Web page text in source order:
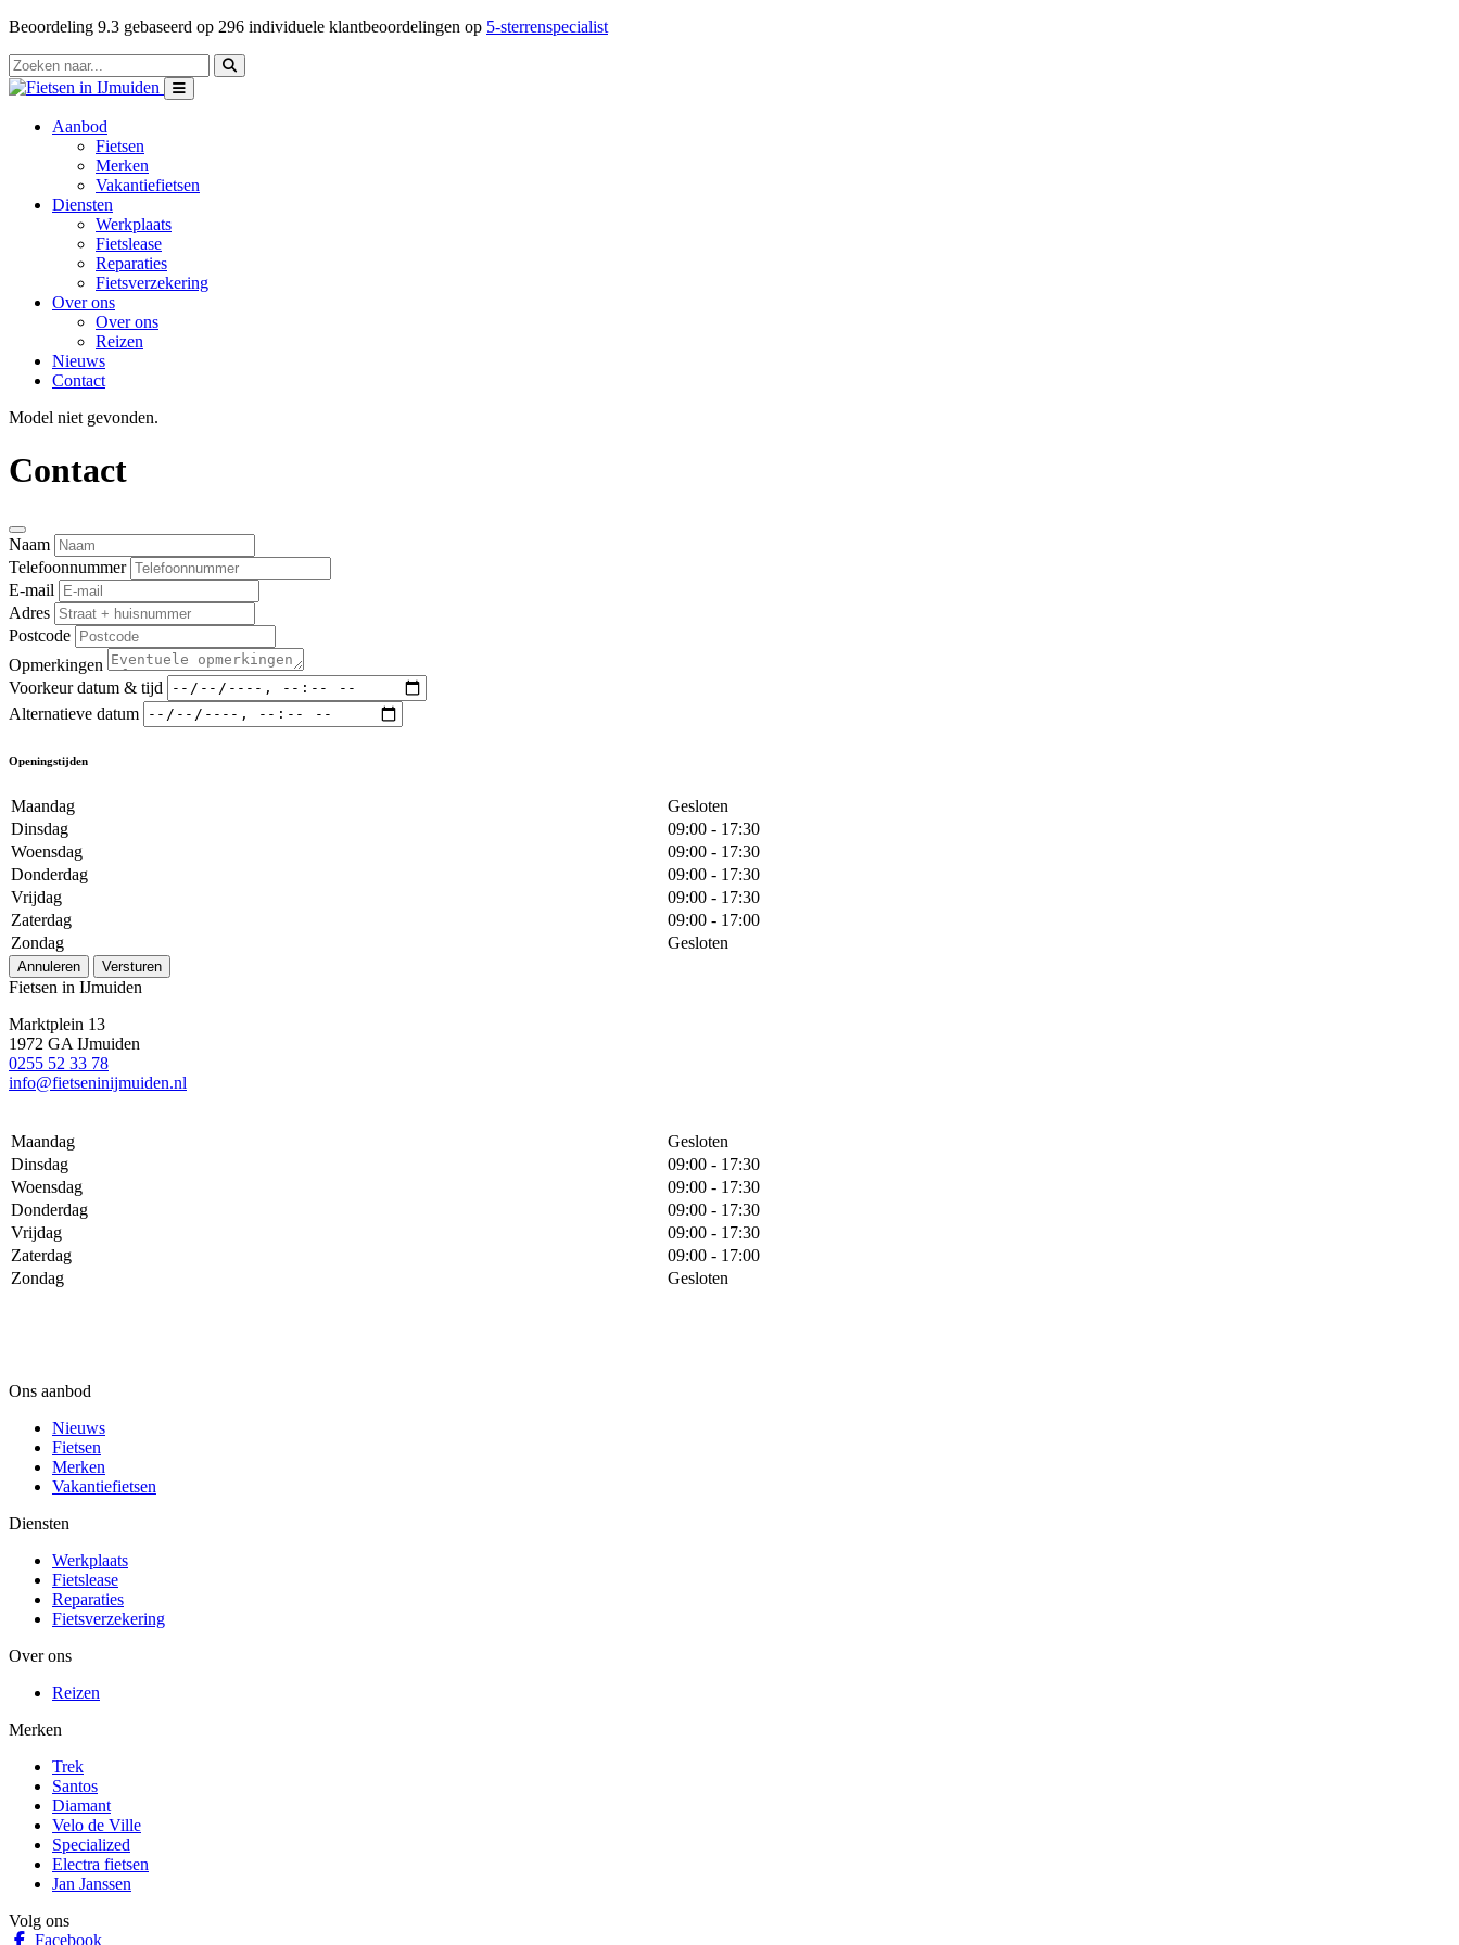
Beoordeling 9.3 gebaseerd op 296 individuele klantbeoordelingen op 5-sterrenspecialist
Aanbod
Fietsen
Merken
Vakantiefietsen
Diensten
Werkplaats
Fietslease
Reparaties
Fietsverzekering
Over ons
Over ons
Reizen
Nieuws
Contact
Model niet gevonden.
Contact
Naam
Telefoonnummer
E-mail
Adres
Postcode
Opmerkingen
Voorkeur datum & tijd
Alternatieve datum
Openingstijden
Maandag
Gesloten
Dinsdag
09:00 - 17:30
Woensdag
09:00 - 17:30
Donderdag
09:00 - 17:30
Vrijdag
09:00 - 17:30
Zaterdag
09:00 - 17:00
Zondag
Gesloten
Annuleren Versturen
Fietsen in IJmuiden
Marktplein 13
1972 GA IJmuiden
0255 52 33 78
info@fietseninijmuiden.nl
Maandag
Gesloten
Dinsdag
09:00 - 17:30
Woensdag
09:00 - 17:30
Donderdag
09:00 - 17:30
Vrijdag
09:00 - 17:30
Zaterdag
09:00 - 17:00
Zondag
Gesloten
Ons aanbod
Nieuws
Fietsen
Merken
Vakantiefietsen
Diensten
Werkplaats
Fietslease
Reparaties
Fietsverzekering
Over ons
Reizen
Merken
Trek
Santos
Diamant
Velo de Ville
Specialized
Electra fietsen
Jan Janssen
Volg ons
Facebook